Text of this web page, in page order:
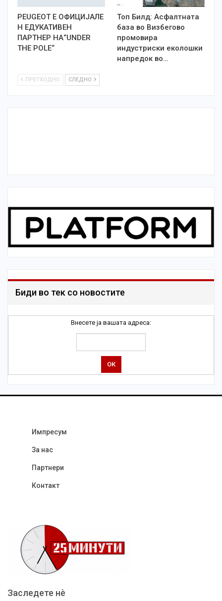
PEUGEOT Е OФИЦИЈАЛЕ
Н ЕДУКАТИВЕН
ПАРТНЕР НА“UNDER
THE POLE“
Топ Билд: Асфалтната
база во Визбегово
промовира
индустриски еколошки
напредок во…
ПРЕТХОДНО СЛЕДНО
Биди во тек со новостите
Внесете ја вашата адреса:
Импресум
За нас
Партнери
Контакт
Заследете нѐ